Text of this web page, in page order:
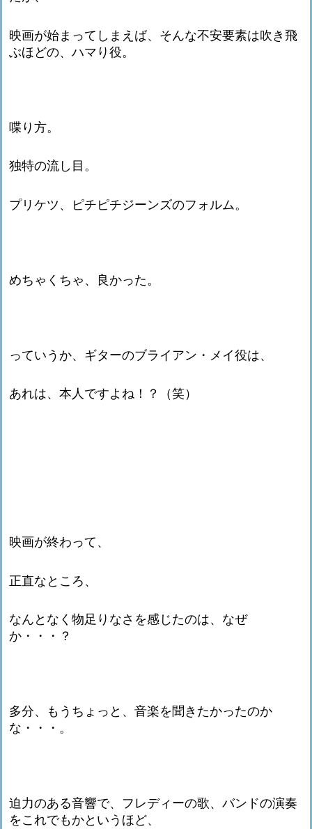
映画が始まってしまえば、そんな不安要素は吹き飛
ぶほどの、ハマり役。
喋り方。
独特の流し目。
プリケツ、ピチピチジーンズのフォルム。
めちゃくちゃ、良かった。
っていうか、ギターのブライアン・メイ役は、
あれは、本人ですよね！？（笑）
映画が終わって、
正直なところ、
なんとなく物足りなさを感じたのは、なぜ
か・・・？
多分、もうちょっと、音楽を聞きたかったのか
な・・・。
迫力のある音響で、フレディーの歌、バンドの演奏
をこれでもかというほど、